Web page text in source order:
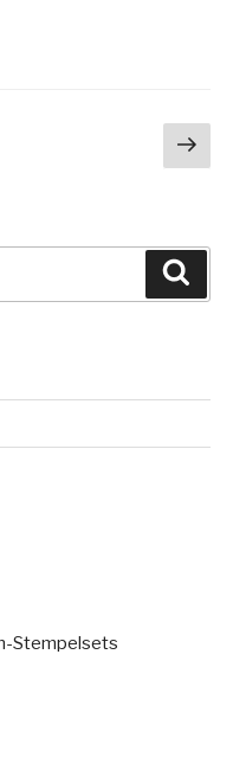
Stempelsets